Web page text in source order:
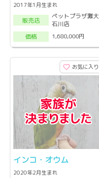
2017年1月生まれ
販売店
ペットプラザ灘大
石川店
価格
1,680,000円
お気に入り
インコ・オウム
2020年2月生まれ